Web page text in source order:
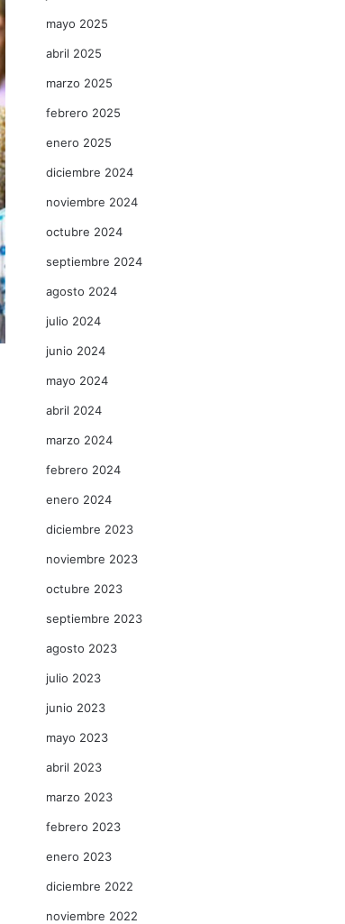
mayo 2025
abril 2025
marzo 2025
febrero 2025
enero 2025
diciembre 2024
noviembre 2024
octubre 2024
septiembre 2024
agosto 2024
julio 2024
junio 2024
mayo 2024
abril 2024
marzo 2024
febrero 2024
enero 2024
diciembre 2023
noviembre 2023
octubre 2023
septiembre 2023
agosto 2023
julio 2023
junio 2023
mayo 2023
abril 2023
marzo 2023
febrero 2023
enero 2023
diciembre 2022
noviembre 2022